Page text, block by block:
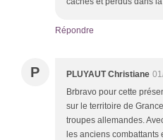
Répondre
P PLUYAUT Christiane
Brbravo pour cette
sur le territoire de
troupes allemandes.
les anciens